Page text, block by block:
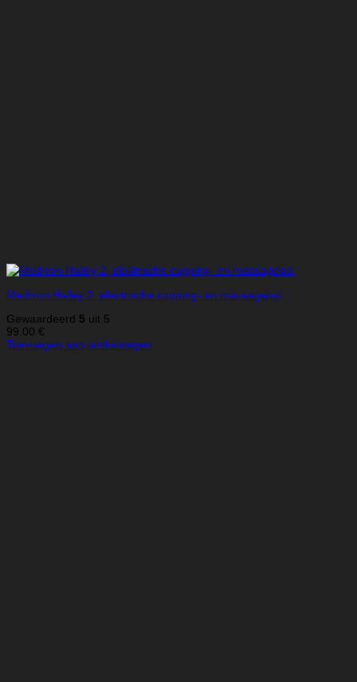
Medivon Halley 2, elektrische cupping- en massagebal
Gewaardeerd 5 uit 5
99.00 €
Toevoegen aan winkelwagen